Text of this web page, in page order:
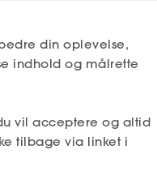
din oplevelse,
indhold og målrette
vil acceptere og altid
tilbage via linket i